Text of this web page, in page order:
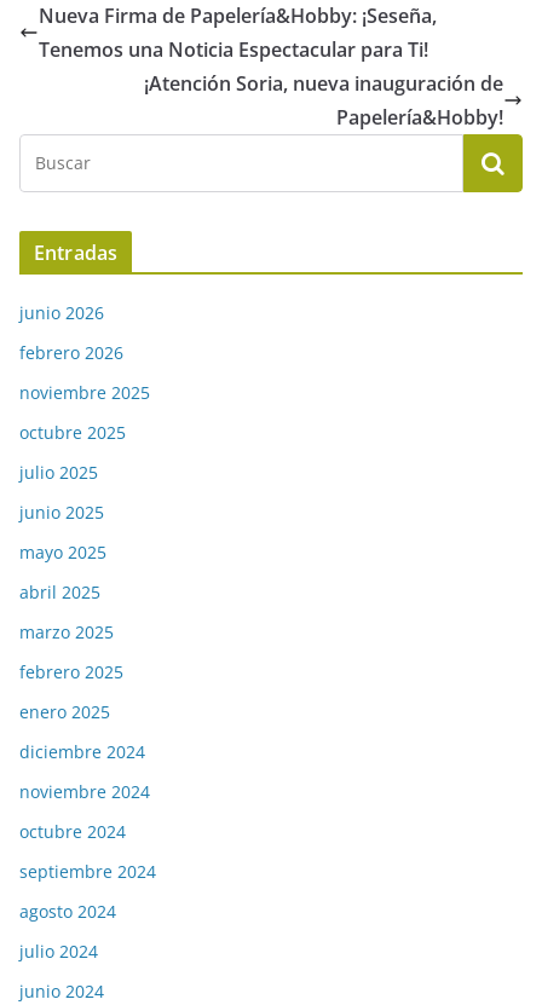
Nueva Firma de Papelería&Hobby: ¡Seseña,
Tenemos una Noticia Espectacular para Ti!
¡Atención Soria, nueva inauguración de
Papelería&Hobby!
Entradas
junio 2026
febrero 2026
noviembre 2025
octubre 2025
julio 2025
junio 2025
mayo 2025
abril 2025
marzo 2025
febrero 2025
enero 2025
diciembre 2024
noviembre 2024
octubre 2024
septiembre 2024
agosto 2024
julio 2024
junio 2024